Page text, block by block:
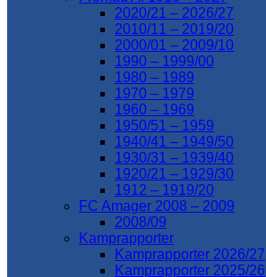
2020/21 – 2026/27
2010/11 – 2019/20
2000/01 – 2009/10
1990 – 1999/00
1980 – 1989
1970 – 1979
1960 – 1969
1950/51 – 1959
1940/41 – 1949/50
1930/31 – 1939/40
1920/21 – 1929/30
1912 – 1919/20
FC Amager 2008 – 2009
2008/09
Kamprapporter
Kamprapporter 2026/27
Kamprapporter 2025/26